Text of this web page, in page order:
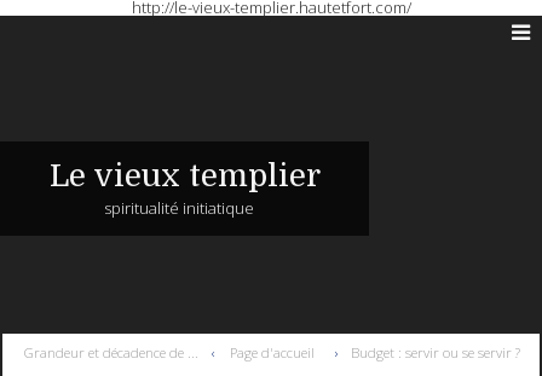
http://le-vieux-templier.hautetfort.com/
Le vieux templier
spiritualité initiatique
Grandeur et décadence de ... Page d'accueil Budget : servir ou se servir ?